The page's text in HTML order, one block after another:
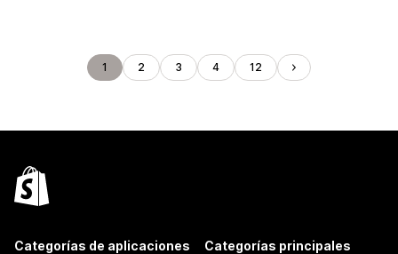
1 2 3 4 12
Categorías de aplicaciones Categorías principales